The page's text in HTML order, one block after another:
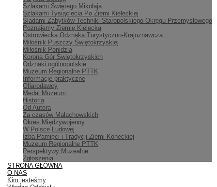
Szlakami Świętego Mikołaja
Szlakami Tysiąclecia Po Ziemi Kieleckiej
Śladami Zabytków Techniki Staropolskiego Okręgu Przemysłowego
Poznajemy Ziemię Kielecką
Ostrowiecka Odznaka Turystyczno-Krajoznawcza
Miłośnik Puszczy Świętokrzyskiej
Miłośnik Ponidzia
Korona Gór Świętokrzyskich
Odznaki ogólnopolskie
Muzeum Regionalne PTTK
Informacje praktyczne
Ofiarodawcy
Medal Muzeum
Historia
Od Autora
Za czasów Małachowskich
Okres Międzywojenny
W Polsce Ludowej
Izba Pamięci i Tradycji Ziemi Koneckiej
Muzeum Regionalne PTTK
Perspektywy Muzealne
Zgłoszenia
STRONA GŁÓWNA
O NAS
Kim jesteśmy